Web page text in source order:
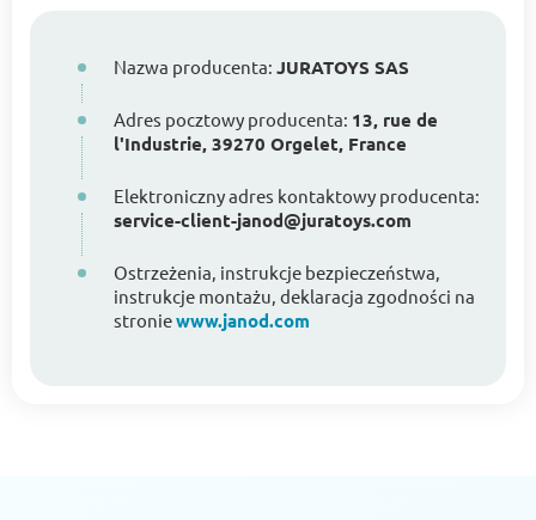
Nazwa producenta: JURATOYS SAS
Adres pocztowy producenta: 13, rue de
l'Industrie, 39270 Orgelet, France
Elektroniczny adres kontaktowy producenta:
service-client-janod@juratoys.com
Ostrzeżenia, instrukcje bezpieczeństwa,
instrukcje montażu, deklaracja zgodności na
stroniewww.janod.com